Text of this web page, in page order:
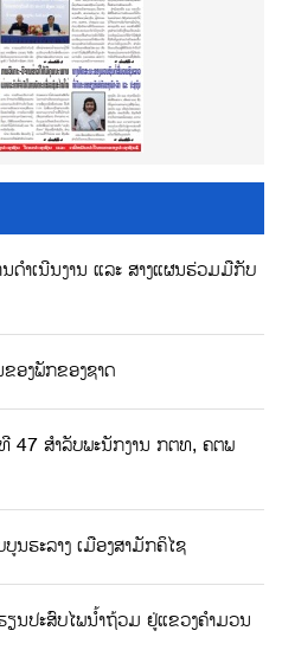
ດຳເນີນງານ ແລະ ສາງແຜນຮ່ວມມືກັບ
ອງພັກຂອງຊາດ
47 ສຳລັບພະນັກງານ ກຕທ, ຄຕພ
ນຮະລາງ ເມືອງສາມັກຄິໄຊ
ນປະສົບໄພນ້ຳຖ້ວມ ຢູ່ແຂວງຄຳມວນ